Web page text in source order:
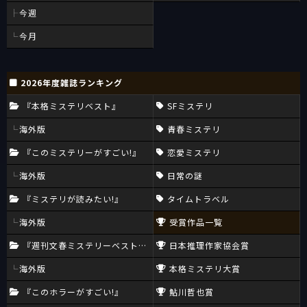
今週
今月
2026年度雑誌ランキング
『本格ミステリベスト』
海外版
『このミステリーがすごい!』
海外版
『ミステリが読みたい!』
海外版
『週刊文春ミステリーベスト10』
海外版
『このホラーがすごい!』
SFミステリ
青春ミステリ
恋愛ミステリ
日常の謎
タイムトラベル
受賞作品一覧
日本推理作家協会賞
本格ミステリ大賞
鮎川哲也賞